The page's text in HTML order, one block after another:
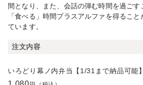
間となり、また、会話の弾む時間を過ごす
「食べる」時間プラスアルファを得るこ
ています。
注文内容
いろどり幕ノ内弁当【1/31まで納品可能】